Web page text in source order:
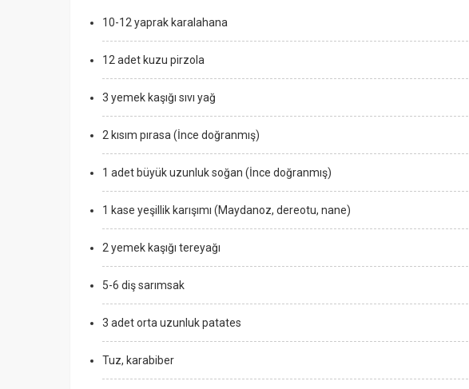
10-12 yaprak karalahana
12 adet kuzu pirzola
3 yemek kaşığı sıvı yağ
2 kısım pırasa (İnce doğranmış)
1 adet büyük uzunluk soğan (İnce doğranmış)
1 kase yeşillik karışımı (Maydanoz, dereotu, nane)
2 yemek kaşığı tereyağı
5-6 diş sarımsak
3 adet orta uzunluk patates
Tuz, karabiber